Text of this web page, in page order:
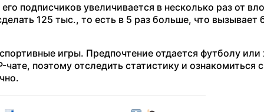
подписчиков увеличивается в несколько раз от
125 тыс., то есть в 5 раз больше, что вызывает
игры. Предпочтение отдается футболу
поэтому отследить статистику и ознакомиться